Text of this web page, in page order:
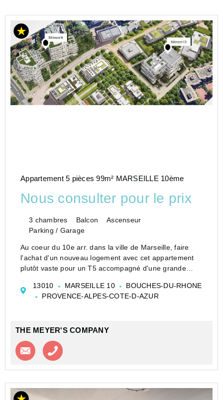
ACHAT
APPARTEMENT
PROVENCE-
ALPES-
COTE-D-
AZUR
BOUCHES-
DU-RHONE
(13)
MARSEILLE
Appartement 5 pièces 99m² MARSEILLE 10ème
Nous consulter pour le prix
3 chambres Balcon
Ascenseur
Parking / Garage
Au coeur du 10e arr. dans la ville de Marseille, faire
l'achat d'un nouveau logement avec cet appartement
plutôt vaste pour un T5 accompagné d'une grande
de standing dont la livraison est prévu...
13010 MARSEILLE 10
BOUCHES-DU-RHONE
PROVENCE-ALPES-COTE-D-AZUR
THE MEYER'S COMPANY
Contacter l'agence